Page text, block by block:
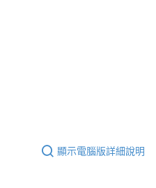
顯示電腦版詳細說明